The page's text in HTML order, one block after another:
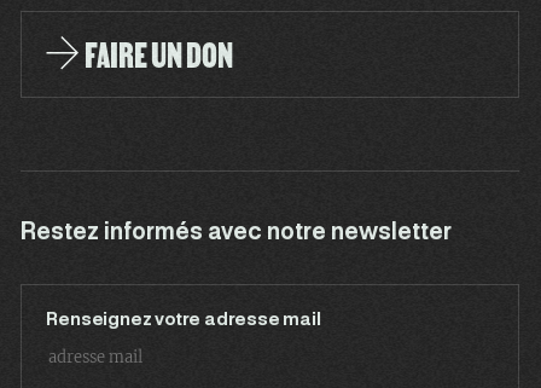
FAIRE UN DON
Restez informés avec notre newsletter
Renseignez votre adresse mail